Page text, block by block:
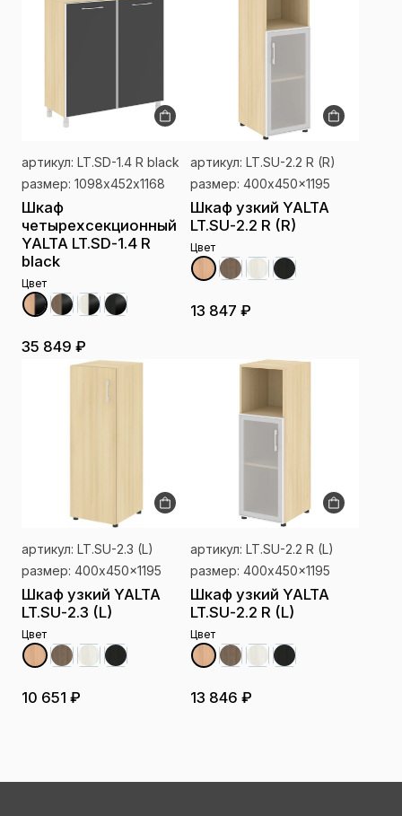
артикул: LT.SD-1.4 R black
размер: 1098х452х1168
Шкаф
четырехсекционный
YALTA LT.SD-1.4 R
black
Цвет
35 849 ₽
артикул: LT.SU-2.2 R (R)
размер: 400x450x1195
Шкаф узкий YALTA
LT.SU-2.2 R (R)
Цвет
13 847 ₽
артикул: LT.SU-2.3 (L)
размер: 400x450x1195
Шкаф узкий YALTA
LT.SU-2.3 (L)
Цвет
10 651 ₽
артикул: LT.SU-2.2 R (L)
размер: 400x450x1195
Шкаф узкий YALTA
LT.SU-2.2 R (L)
Цвет
13 846 ₽